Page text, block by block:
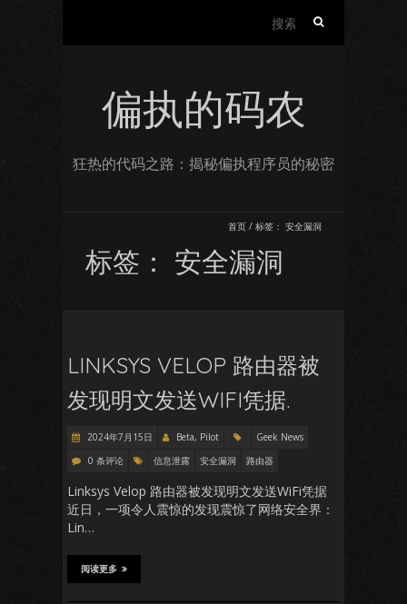
偏执的码农
狂热的代码之路：揭秘偏执程序员的秘密
首页 / 标签： 安全漏洞
标签： 安全漏洞
LINKSYS VELOP 路由器被
发现明文发送WIFI凭据.
2024年7月15日 Beta, Pilot
Geek News
0 条评论
信息泄露 安全漏洞 路由器
Linksys Velop 路由器被发现明文发送WiFi凭据
近日，一项令人震惊的发现震惊了网络安全界：
Lin…
阅读更多